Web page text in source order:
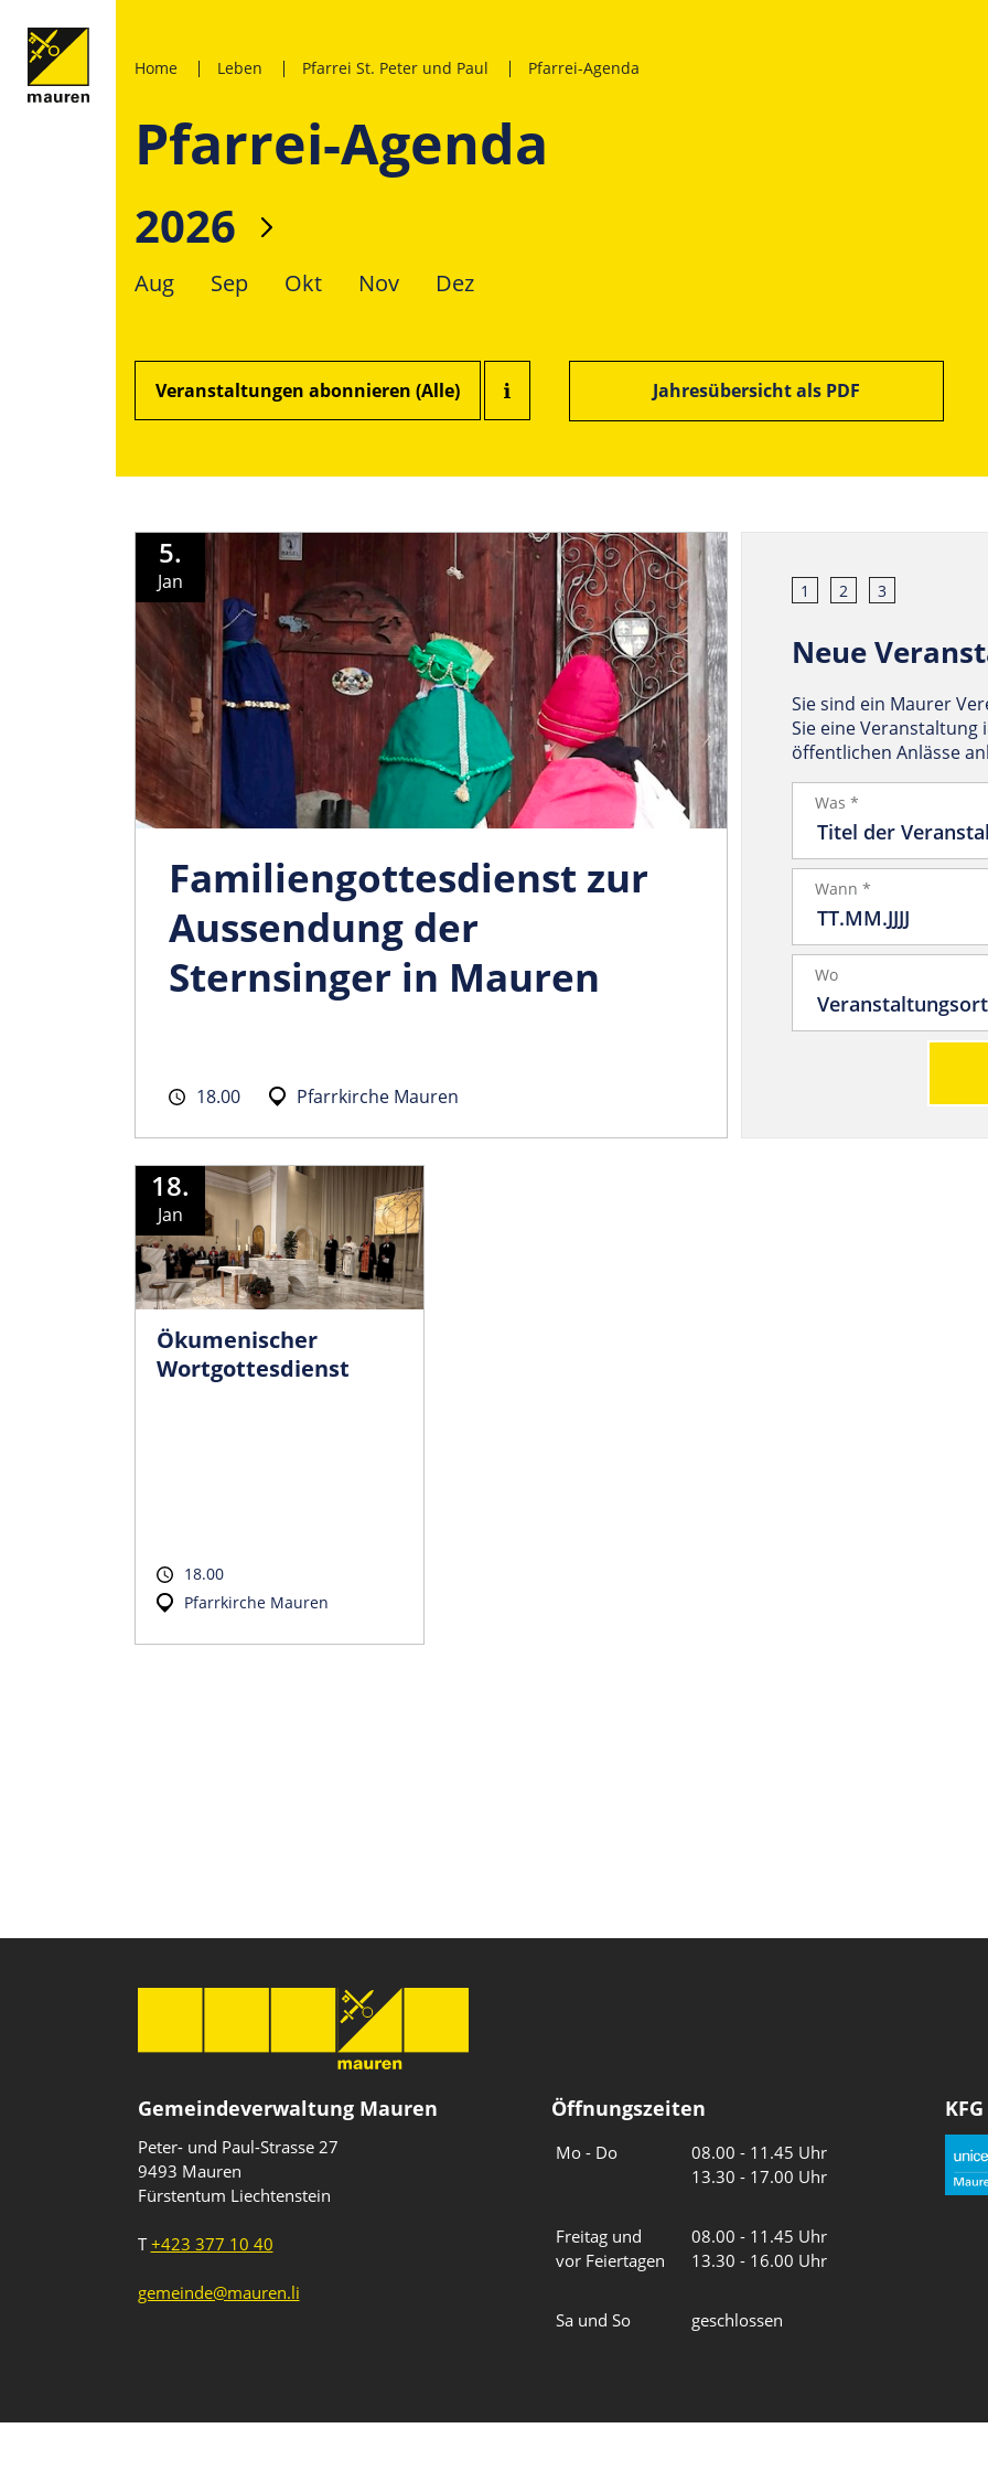
Home Leben Pfarrei St. Peter und Paul Pfarrei-Agenda
Pfarrei-Agenda
2026
Aug Sep Okt Nov Dez
Veranstaltungen abonnieren (Alle) Jahresübersicht als PDF
5.
Jan
Familiengo­ttesdienst zur
Aussendung der
Sternsinger in Mauren
18.00 Pfarrkirche Mauren
1 2 3
Neue
Sie sind ein Maurer
Sie eine Veranstaltung
öffentlichen Anlässe
Was *
Wann *
Wo
18.
Jan
Ökumenischer
Wortgottesdienst
18.00
Pfarrkirche Mauren
Gemeindeverwaltung Mauren
Peter- und Paul-Strasse 27
9493 Mauren
Fürstentum Liechtenstein
T+423 377 10 40
gemeinde@mauren.li
Öffnungszeiten
Mo - Do
08.00 - 11.45 Uhr
13.30 - 17.00 Uhr
Freitag und
vor Feiertagen
08.00 - 11.45 Uhr
13.30 - 16.00 Uhr
Sa und So geschlossen